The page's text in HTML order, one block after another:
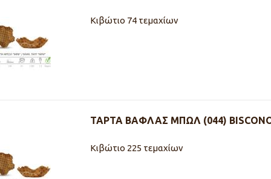
Κιβώτιο 74 τεμαχίων
ΤΑΡΤΑ ΒΑΦΛΑΣ ΜΠΩΛ (044)
Κιβώτιο 225 τεμαχίων